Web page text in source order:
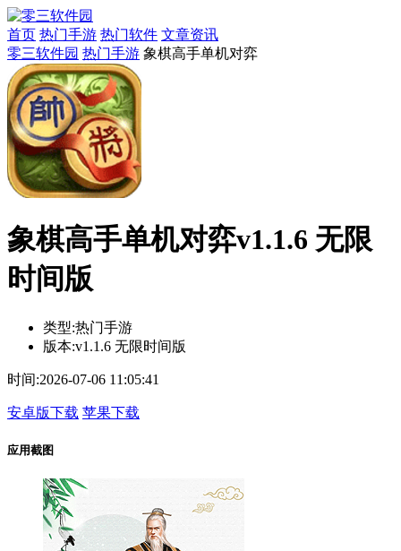
首页 热门手游 热门软件 文章资讯
零三软件园 热门手游 象棋高手单机对弈
象棋高手单机对弈v1.1.6 无限
时间版
类型:热门手游
版本:v1.1.6 无限时间版
时间:2026-07-06 11:05:41
安卓版下载 苹果下载
应用截图